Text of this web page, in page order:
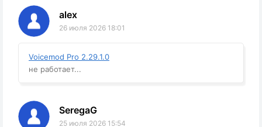
alex
26 июля 2026 18:01
Voicemod Pro 2.29.1.0
не работает...
SeregaG
25 июля 2026 15:54